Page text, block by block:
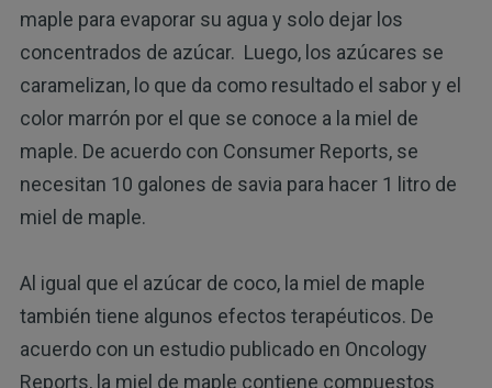
maple para evaporar su agua y solo dejar los
concentrados de azúcar. Luego, los azúcares se
caramelizan, lo que da como resultado el sabor y el
color marrón por el que se conoce a la miel de
maple. De acuerdo con Consumer Reports, se
necesitan 10 galones de savia para hacer 1 litro de
miel de maple.
Al igual que el azúcar de coco, la miel de maple
también tiene algunos efectos terapéuticos. De
acuerdo con un estudio publicado en Oncology
Reports, la miel de maple contiene compuestos